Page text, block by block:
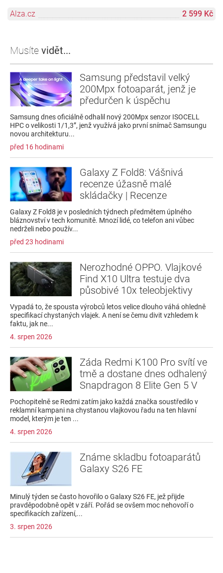
Alza.cz 2 599 Kč
Musíte vidět...
Samsung představil velký
200Mpx fotoaparát, jenž je
předurčen k úspěchu
Samsung dnes oficiálně odhalil nový 200Mpx senzor ISOCELL
HPC o velikosti 1/1,3”, jenž využívá jako první snímač Samsungu
novou architekturu...
před 16 hodinami
Galaxy Z Fold8: Vášnivá
recenze úžasně malé
skládačky | Recenze
Galaxy Z Fold8 je v posledních týdnech předmětem úplného
bláznovství v tech komunitě. Mnozí lidé, co telefon ani vůbec
nedrželi nebo použív...
před 23 hodinami
Nerozhodné OPPO. Vlajkové
Find X10 Ultra testuje dva
působivé 10x teleobjektivy
Vypadá to, že spousta výrobců letos velice dlouho váhá ohledně
specifikací chystaných vlajek. A není se čemu divit vzhledem k
faktu, jak ne...
4. srpen 2026
Záda Redmi K100 Pro svítí ve
tmě a dostane dnes odhalený
Snapdragon 8 Elite Gen 5 V
Pochopitelně se Redmi zatím jako každá značka soustředilo v
reklamní kampani na chystanou vlajkovou řadu na ten hlavní
model, kterým je ten ...
4. srpen 2026
Známe skladbu fotoaparátů
Galaxy S26 FE
Minulý týden se často hovořilo o Galaxy S26 FE, jež přijde
pravděpodobně opět v září. Pořád se ovšem moc nehovoří o
specifikacích zařízení,...
3. srpen 2026